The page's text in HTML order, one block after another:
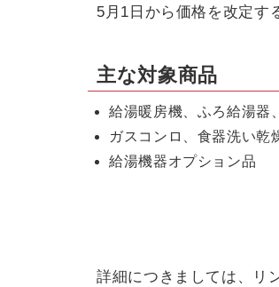
5月1日から価格を改定す
主な対象商品
給湯暖房機、ふろ給
ガスコンロ、食器
給湯機器オプシ
詳細につきましては、リ